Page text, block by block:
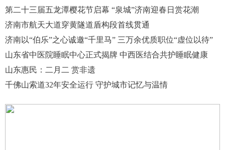
第二十三届五龙潭樱花节启幕 “泉城”济南迎春日赏花潮
济南市航天大道穿黄隧道盾构段首线贯通
济南以“伯乐”之心诚邀“千里马” 三万余优质职位“虚位以待”
山东省中医院睡眠中心正式揭牌 中西医结合共护睡眠健康
山东惠民：二月二 赏非遗
千佛山索道32年安全运行 守护城市记忆与温情